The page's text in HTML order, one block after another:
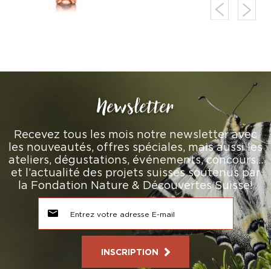
Newsletter
Recevez tous les mois notre newsletter avec
les nouveautés, offres spéciales, mais aussi les
ateliers, dégustations, événements, concours…
et l’actualité des projets suisses soutenus par
la Fondation Nature & Découvertes Suisse!
INSCRIPTION